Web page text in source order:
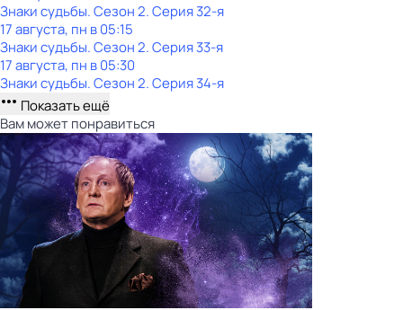
Знаки судьбы. Сезон 2. Серия 32-я
17 августа, пн в 05:15
Знаки судьбы. Сезон 2. Серия 33-я
17 августа, пн в 05:30
Знаки судьбы. Сезон 2. Серия 34-я
Показать ещё
Вам может понравиться